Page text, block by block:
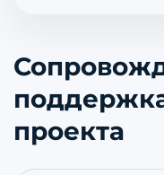
проекта